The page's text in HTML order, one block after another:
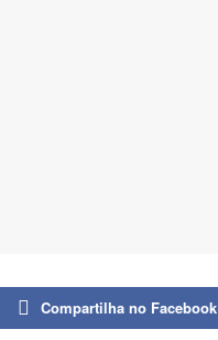
Compartilha no Facebook